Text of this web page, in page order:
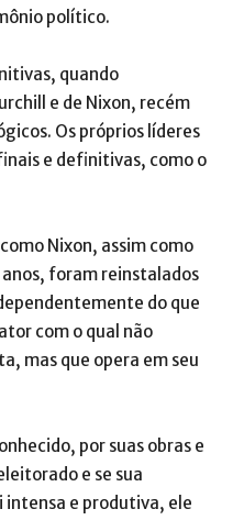
político.
quando
e de Nixon, recém
Os próprios líderes
e definitivas, como o
Nixon, assim como
anos, foram reinstalados
do que
com o qual não
mas que opera em seu
por suas obras e
e se sua
intensa e produtiva, ele